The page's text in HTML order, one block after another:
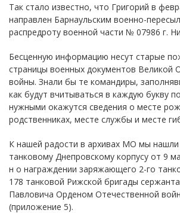
Так стало известно, что Григорий в
направлен Барнаульским военно-
распредроту военной части № 07986 г.
Бесценную информацию несут старые
страницы военных документов Великой
войны. Знали бы те командиры,
как будут вчитываться в каждую букву
нужными окажутся сведения о месте
родственниках, месте службы и месте
К нашей радости в архивах МО мы нашли
танковому Днепровскому корпусу от 9
н о награждении заряжающего 2-го
178 танковой Рижской бригады
Павловича Орденом Отечественной
(приложение 5).